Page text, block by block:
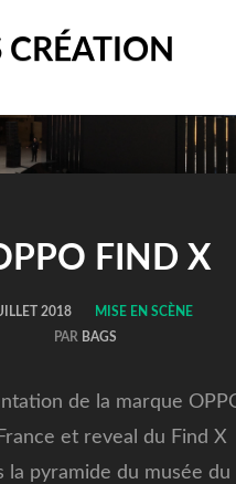
CRÉATION
FIND X
2018
MISE EN SCÈNE
PAR BAGS
de la marque
et reveal du Find X
la pyramide du musée du